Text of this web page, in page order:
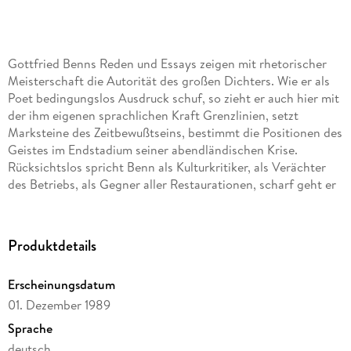
Gottfried Benns Reden und Essays zeigen mit rhetorischer
Meisterschaft die Autorität des großen Dichters. Wie er als
Poet bedingungslos Ausdruck schuf, so zieht er auch hier mit
der ihm eigenen sprachlichen Kraft Grenzlinien, setzt
Marksteine des Zeitbewußtseins, bestimmt die Positionen des
Geistes im Endstadium seiner abendländischen Krise.
Rücksichtslos spricht Benn als Kulturkritiker, als Verächter
des Betriebs, als Gegner aller Restaurationen, scharf geht er
Sinnlosigkeit von Geschichte stellt er die Kunst entgegen,
einen Kunstbegriff, der noch einmal verankert ist in
unerschütterlichen Glauben, daß nur als ästhetisches
Phänomen die Welt sich rechtfertigt. Nietzsche, das große
Vorbild, spricht aus den Essays und Reden als ein
Verwandelter, Verwandter, ein Angeeigneter. Noch einmal
Produktdetails
Erscheinungsdatum
01. Dezember 1989
Sprache